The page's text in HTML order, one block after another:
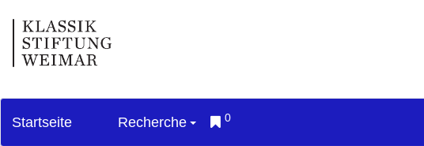
Startseite Recherche 0